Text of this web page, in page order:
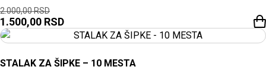
2.000,00RSD
1.500,00 RSD
STALAK ZA ŠIPKE – 10 MESTA